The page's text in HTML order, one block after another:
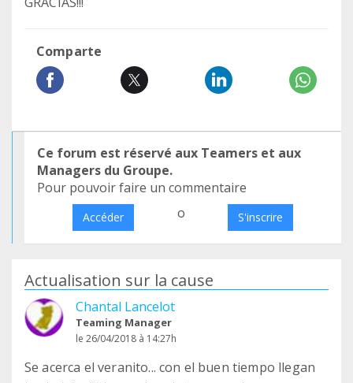
Comparte
Ce forum est réservé aux Teamers et aux
Managers du Groupe.
Pour pouvoir faire un commentaire
Accéder o S'inscrire
Actualisation sur la cause
Chantal Lancelot
Teaming Manager
le 26/04/2018 à 14:27h
Se acerca el veranito... con el buen tiempo llegan